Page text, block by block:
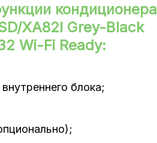
Настенные
Инверторный
кондиционера
XA82I Grey-Black
Wi-Fi Ready:
блока;